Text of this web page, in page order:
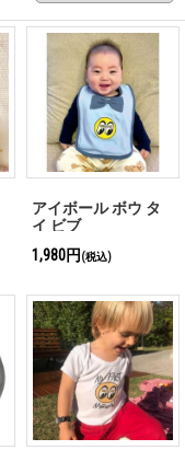
アイボール ボウ タ
イ ビブ
1,980円 (税込)